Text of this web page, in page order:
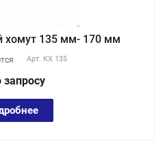
хомут 135 мм- 170 мм
Арт. КХ 135
запросу